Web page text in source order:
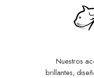
Nuestros
brillantes,